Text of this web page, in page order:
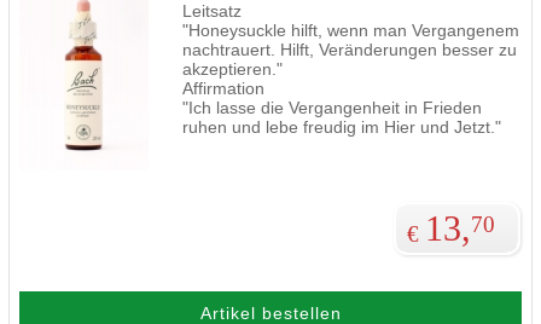
Leitsatz
"Honeysuckle hilft, wenn man Vergangenem
nachtrauert. Hilft, Veränderungen besser zu
akzeptieren."
Affirmation
"Ich lasse die Vergangenheit in Frieden
ruhen und lebe freudig im Hier und Jetzt."
€ 13,70
Artikel bestellen